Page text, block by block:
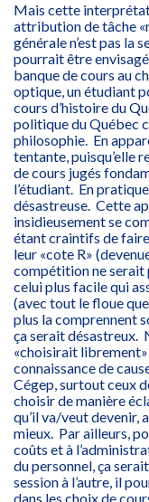
Mais cette
attribution de tâche
générale n’est pas la
pourrait être
banque de cours au
optique, un étudiant
cours d’histoire du
politique du Québec
philosophie. En
tentante, puisqu’elle
de cours jugés
l’étudiant. En
désastreuse. Cette
insidieusement se
étant craintifs de
leur «cote R»
compétition ne serait
celui plus facile qui
(avec tout le floue
plus la comprennent
ça serait désastreux.
«choisirait
connaissance de
Cégep, surtout ceux
choisir de manière
qu’il va/veut devenir,
mieux. Par ailleurs,
coûts et à
du personnel, ça
session à l’autre, il
dans les choix de